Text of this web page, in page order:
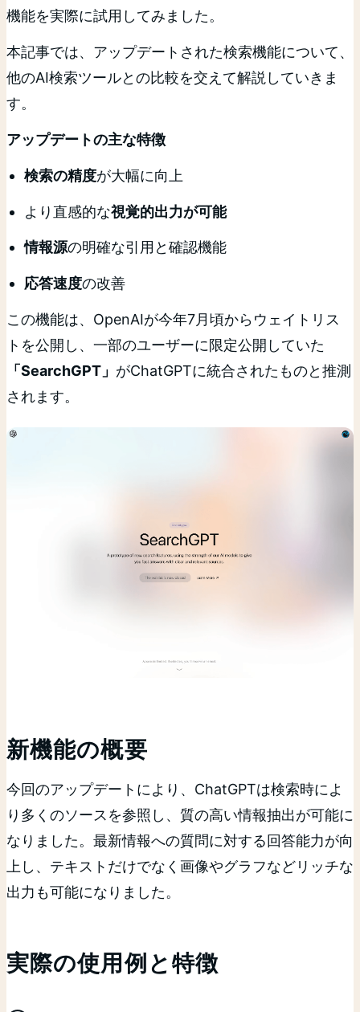
機能を実際に試用してみました。
本記事では、アップデートされた検索機能について、
他のAI検索ツールとの比較を交えて解説していきま
す。
アップデートの主な特徴
検索の精度が大幅に向上
より直感的な視覚的出力が可能
情報源の明確な引用と確認機能
応答速度の改善
この機能は、OpenAIが今年7月頃からウェイトリス
トを公開し、一部のユーザーに限定公開していた
「SearchGPT」 がChatGPTに統合されたものと推測
されます。
新機能の概要
今回のアップデートにより、ChatGPTは検索時によ
り多くのソースを参照し、質の高い情報抽出が可能に
なりました。最新情報への質問に対する回答能力が向
上し、テキストだけでなく画像やグラフなどリッチな
出力も可能になりました。
実際の使用例と特徴